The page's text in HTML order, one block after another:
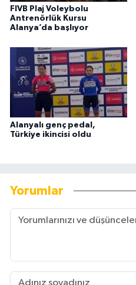
FIVB Plaj Voleybolu
Antrenörlük Kursu
Alanya’da başlıyor
Alanyalı genç pedal,
Türkiye ikincisi oldu
Yorumlar